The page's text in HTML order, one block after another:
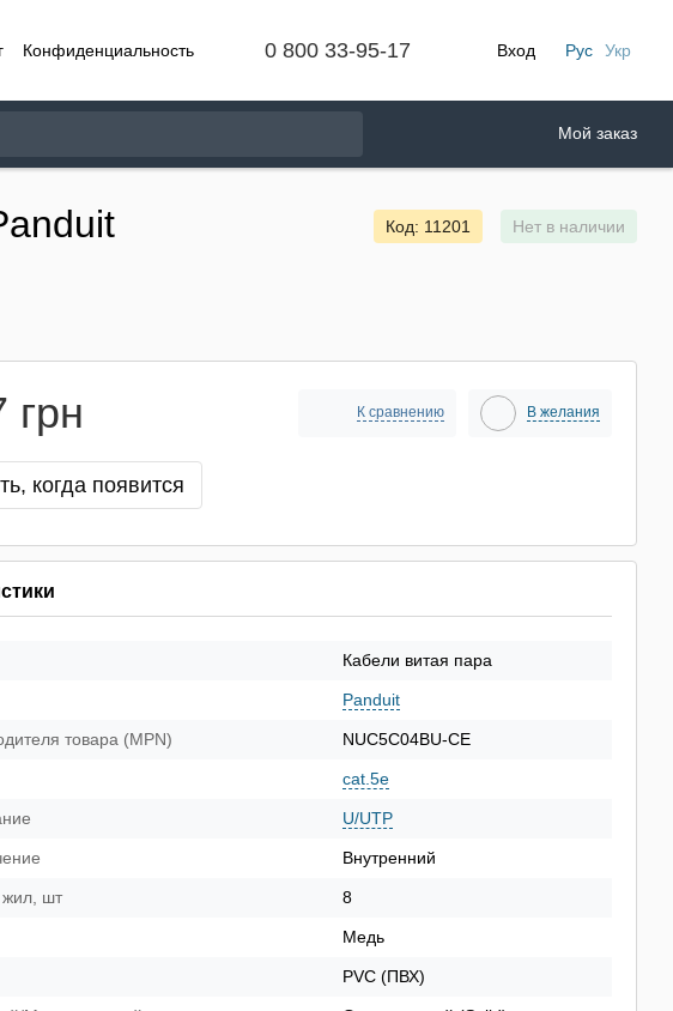
Конфиденциальность
0 800 33-95-17 Вход Рус Укр
Мой заказ
Нет в наличии
Код: 11201
грн К сравнению В желания
когда появится
Кабели витая пара
Panduit
товара (MPN) NUC5C04BU-CE
cat.5e
U/UTP
Внутренний
жил, шт 8
Медь
PVC (ПВХ)